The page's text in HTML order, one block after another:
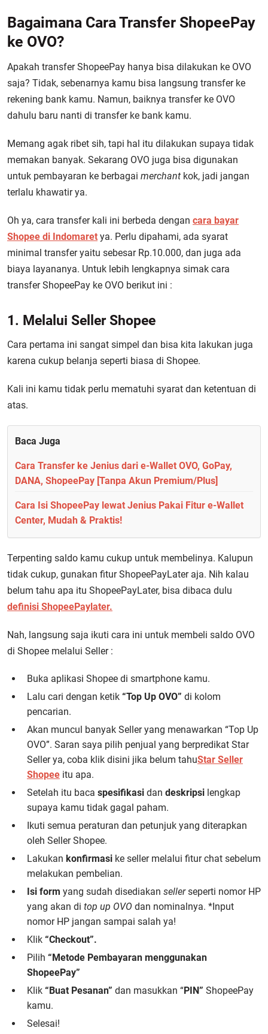
Bagaimana Cara Transfer ShopeePay
ke OVO?
Apakah transfer ShopeePay hanya bisa dilakukan ke OVO
saja? Tidak, sebenarnya kamu bisa langsung transfer ke
rekening bank kamu. Namun, baiknya transfer ke OVO
dahulu baru nanti di transfer ke bank kamu.
Memang agak ribet sih, tapi hal itu dilakukan supaya tidak
memakan banyak. Sekarang OVO juga bisa digunakan
untuk pembayaran ke berbagai merchant kok, jadi jangan
terlalu khawatir ya.
Oh ya, cara transfer kali ini berbeda dengan cara bayar
Shopee di Indomaret ya. Perlu dipahami, ada syarat
minimal transfer yaitu sebesar Rp.10.000, dan juga ada
biaya layananya. Untuk lebih lengkapnya simak cara
transfer ShopeePay ke OVO berikut ini :
1. Melalui Seller Shopee
Cara pertama ini sangat simpel dan bisa kita lakukan juga
karena cukup belanja seperti biasa di Shopee.
Kali ini kamu tidak perlu mematuhi syarat dan ketentuan di
atas.
Baca Juga
Cara Transfer ke Jenius dari e-Wallet OVO, GoPay,
DANA, ShopeePay [Tanpa Akun Premium/Plus]
Cara Isi ShopeePay lewat Jenius Pakai Fitur e-Wallet
Center, Mudah & Praktis!
Terpenting saldo kamu cukup untuk membelinya. Kalupun
tidak cukup, gunakan fitur ShopeePayLater aja. Nih kalau
belum tahu apa itu ShopeePayLater, bisa dibaca dulu
definisi ShopeePaylater.
Nah, langsung saja ikuti cara ini untuk membeli saldo OVO
di Shopee melalui Seller :
Buka aplikasi Shopee di smartphone kamu.
Lalu cari dengan ketik “Top Up OVO” di kolom
pencarian.
Akan muncul banyak Seller yang menawarkan “Top Up
OVO”. Saran saya pilih penjual yang berpredikat Star
Seller ya, coba klik disini jika belum tahuStar Seller
Shopee itu apa.
Setelah itu baca spesifikasi dan deskripsi lengkap
supaya kamu tidak gagal paham.
Ikuti semua peraturan dan petunjuk yang diterapkan
oleh Seller Shopee.
Lakukan konfirmasi ke seller melalui fitur chat sebelum
melakukan pembelian.
Isi form yang sudah disediakan sellerseperti nomor HP
yang akan di top up OVO dan nominalnya. *Input
nomor HP jangan sampai salah ya!
Klik “Checkout”.
Pilih “Metode Pembayaran menggunakan
ShopeePay”
Klik “Buat Pesanan” dan masukkan “PIN” ShopeePay
kamu.
Selesai!